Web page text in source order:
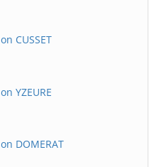
CUSSET
YZEURE
DOMERAT